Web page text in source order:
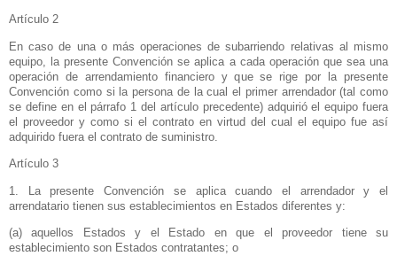
Artículo 2
En caso de una o más operaciones de subarriendo relativas al mismo
equipo, la presente Convención se aplica a cada operación que sea una
operación de arrendamiento financiero y que se rige por la presente
Convención como si la persona de la cual el primer arrendador (tal como
se define en el párrafo 1 del artículo precedente) adquirió el equipo fuera
el proveedor y como si el contrato en virtud del cual el equipo fue así
adquirido fuera el contrato de suministro.
Artículo 3
1. La presente Convención se aplica cuando el arrendador y el
arrendatario tienen sus establecimientos en Estados diferentes y:
(a) aquellos Estados y el Estado en que el proveedor tiene su
establecimiento son Estados contratantes; o